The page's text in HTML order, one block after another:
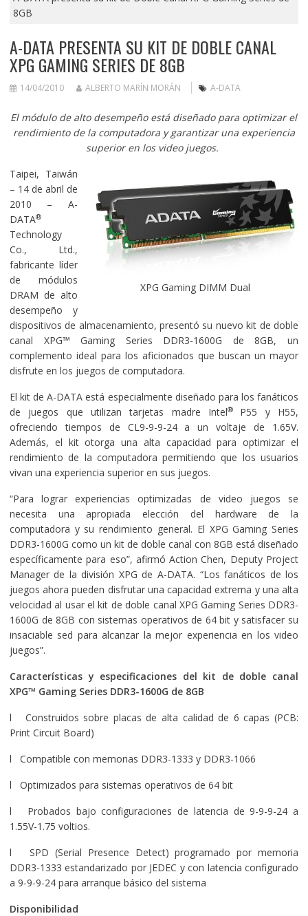
8GB
A-DATA PRESENTA SU KIT DE DOBLE CANAL
XPG GAMING SERIES DE 8GB
14/04/2010 ALBERTO MARÍN MORÁN A-DATA
El módulode alto desempeño está diseñado para optimizar el
rendimiento de la computadora y garantizar una experiencia
superior en los video juegos.
XPG Gaming DIMM Dual
Taipei, Taiwán
– 14 de abril de
2010 – A-
DATA®
Technology
Co., Ltd.,
fabricante líder
de módulos
DRAM de alto
desempeño y
dispositivos de almacenamiento, presentó su nuevo kit de doble
canal XPG™ Gaming Series DDR3-1600G de 8GB, un
complemento ideal para los aficionados que buscan un mayor
disfrute en los juegos de computadora.
El kit de A-DATA está especialmente diseñado para los fanáticos
de juegos que utilizan tarjetas madre Intel® P55 y H55,
ofreciendo tiempos de CL9-9-9-24 a un voltaje de 1.65V.
Además, el kit otorga una alta capacidad para optimizar el
rendimiento de la computadora permitiendo que los usuarios
vivan una experiencia superior en sus juegos.
“Para lograr experiencias optimizadas de video juegos se
necesita una apropiada elección del hardware de la
computadora y su rendimiento general. El XPG Gaming Series
DDR3-1600G como un kit de doble canal con 8GB está diseñado
específicamente para eso”, afirmó Action Chen, Deputy Project
Manager de la división XPG de A-DATA. “Los fanáticos de los
juegos ahora pueden disfrutar una capacidad extrema y una alta
velocidad al usar el kit de doble canal XPG Gaming Series DDR3-
1600G de 8GB con sistemas operativos de 64 bit y satisfacer su
insaciable sed para alcanzar la mejor experiencia en los video
juegos”.
Características y especificaciones del kit de doble canal
XPG™ Gaming Series DDR3-1600G de 8GB
l Construidos sobre placas de alta calidad de 6 capas (PCB:
Print Circuit Board)
l Compatible con memorias DDR3-1333 y DDR3-1066
l Optimizados para sistemas operativos de 64 bit
l Probados bajo configuraciones de latencia de 9-9-9-24 a
1.55V-1.75 voltios.
l SPD (Serial Presence Detect) programado por memoria
DDR3-1333 estandarizado por JEDEC y con latencia configurado
a 9-9-9-24 para arranque básico del sistema
Disponibilidad